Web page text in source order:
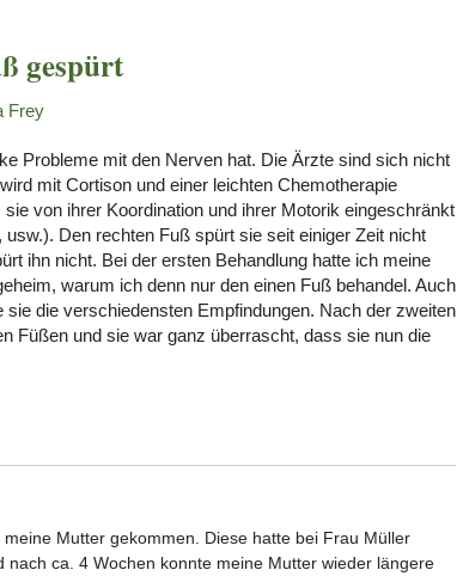
gespürt
Frey
Probleme mit den Nerven hat. Die Ärzte sind sich nicht
mit Cortison und einer leichten Chemotherapie
von ihrer Koordination und ihrer Motorik eingeschränkt
Den rechten Fuß spürt sie seit einiger Zeit nicht
ihn nicht. Bei der ersten Behandlung hatte ich meine
warum ich denn nur den einen Fuß behandel. Auch
die verschiedensten Empfindungen. Nach der zweiten
Füßen und sie war ganz überrascht, dass sie nun die
Mutter gekommen. Diese hatte bei Frau Müller
nach ca. 4 Wochen konnte meine Mutter wieder längere